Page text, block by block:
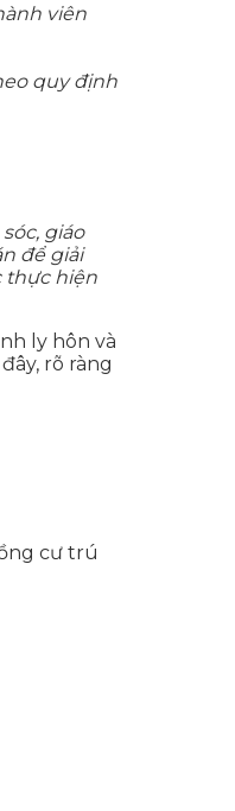
viên
quy định
giáo
để giải
thực hiện
ly hôn và
rõ ràng
cư trú